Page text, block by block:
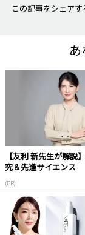
この記事をシェアす
【友利 新先生が解説
究＆先進サイエンス
(PR)